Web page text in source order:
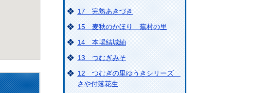
このページの内容に関するお問い合わせ先
17 完熟あきづき
15 麦秋のかほり 蕪村の里
14 本場結城紬
13 つむぎみそ
12 つむぎの里ゆうきシリーズ
さや付落花生